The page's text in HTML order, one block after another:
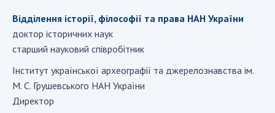
наук України
Книга пам'яті
СТРУКТУРА
Відділення історії, філософії та права НАН України
доктор історичних наук
старший науковий співробітник
Iнститут української археографiї та джерелознавства ім.
М. С. Грушевського НАН України
Директор